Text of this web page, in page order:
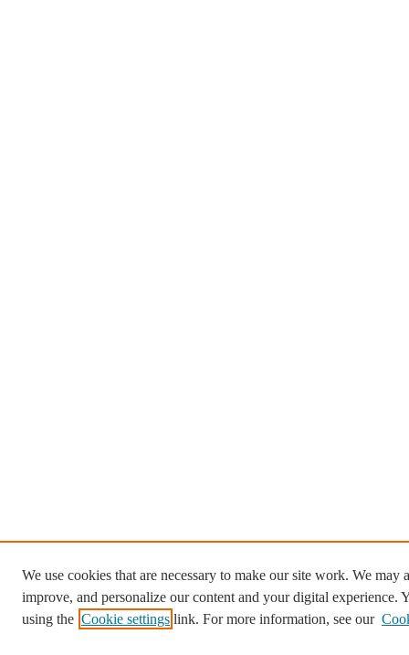
We use cookies that are necessary to make our site work. We may
improve, and personalize our content and your digital experience.
using the Cookie settings link. For more information, see our